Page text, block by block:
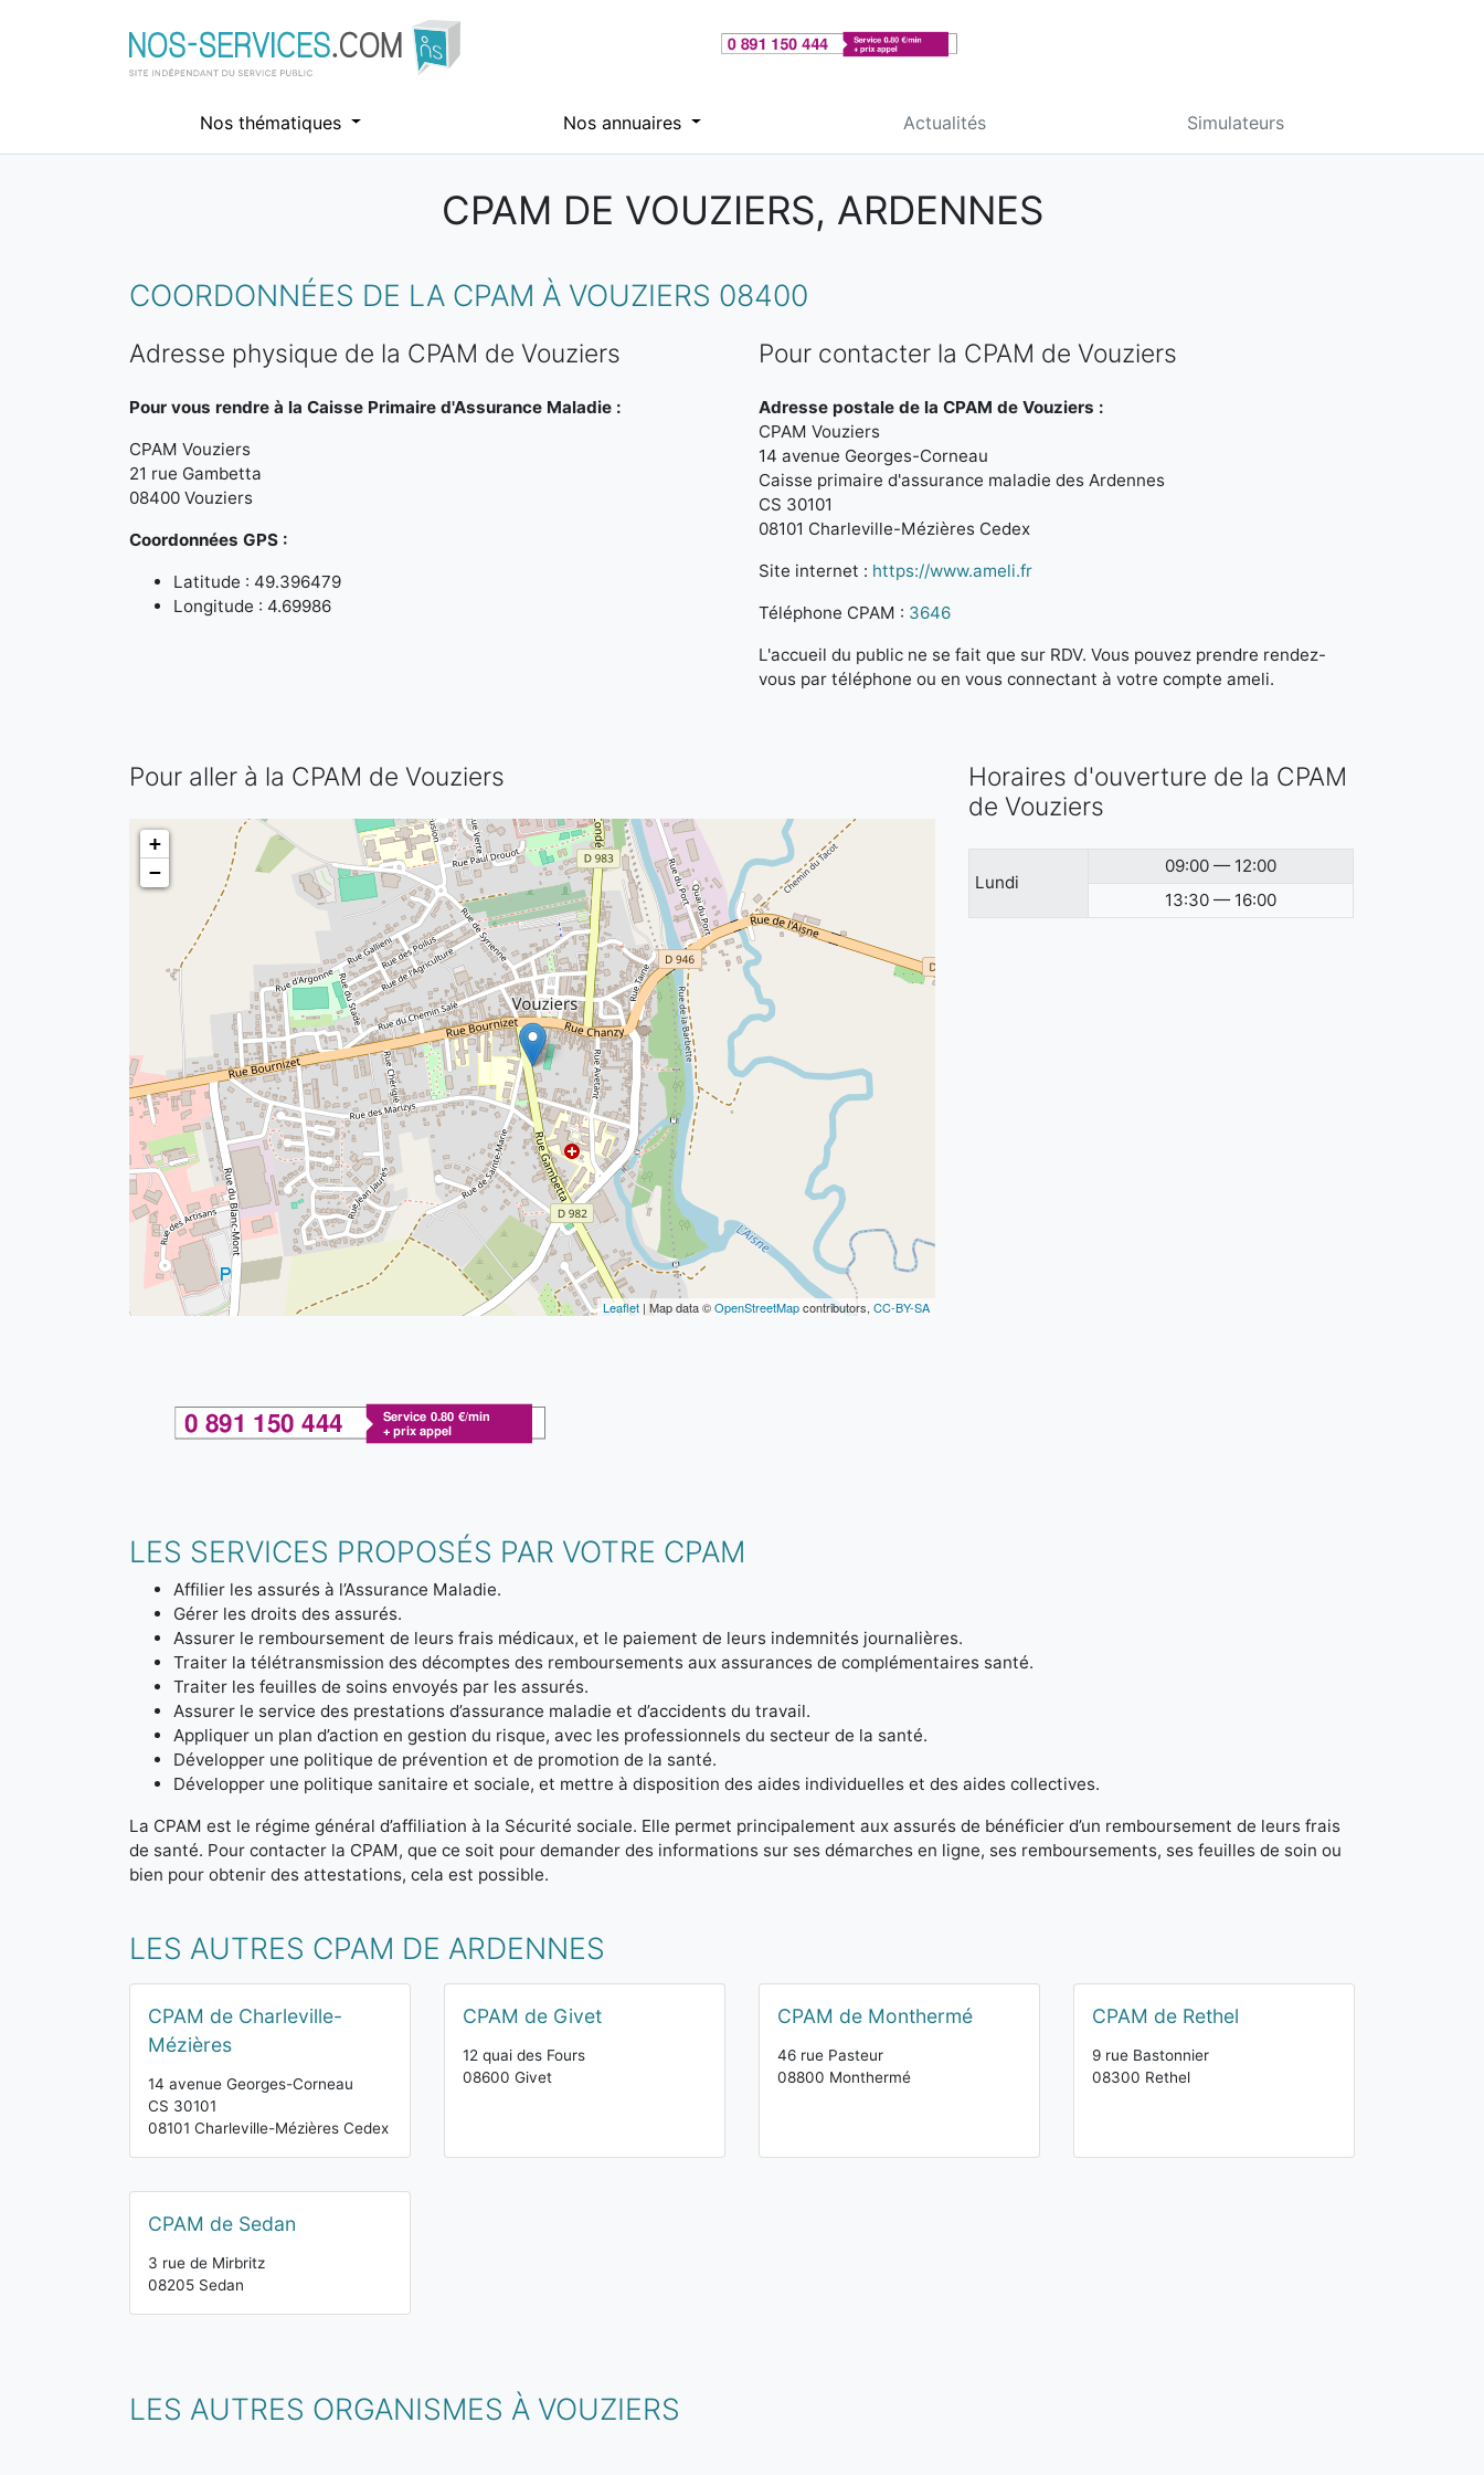
Nos thématiques Nos annuaires Actualités Simulateurs
CPAM DE VOUZIERS, ARDENNES
COORDONNÉES DE LA CPAM À VOUZIERS 08400
Adresse physique de la CPAM de Vouziers
Pour vous rendre à la Caisse Primaire d'Assurance Maladie :
CPAM Vouziers
21 rue Gambetta
08400 Vouziers
Coordonnées GPS :
Latitude : 49.396479
Longitude : 4.69986
Pour contacter la CPAM de Vouziers
Adresse postale de la CPAM de Vouziers :
CPAM Vouziers
14 avenue Georges-Corneau
Caisse primaire d'assurance maladie des Ardennes
CS 30101
08101 Charleville-Mézières Cedex
Site internet : https://www.ameli.fr
Téléphone CPAM : 3646
L'accueil du public ne se fait que sur RDV. Vous pouvez prendre rendez-
vous par téléphone ou en vous connectant à votre compte ameli.
Pour aller à la CPAM de Vouziers
+
−
Leaflet | Map data ©OpenStreetMapcontributors, CC-BY-SA
Horaires d'ouverture de la CPAM
de Vouziers
Lundi
09:00 — 12:00
13:30 — 16:00
LES SERVICES PROPOSÉS PAR VOTRE CPAM
Affilier les assurés à l’Assurance Maladie.
Gérer les droits des assurés.
Assurer le remboursement de leurs frais médicaux, et le paiement de leurs indemnités journalières.
Traiter la télétransmission des décomptes des remboursements aux assurances de complémentaires santé.
Traiter les feuilles de soins envoyés par les assurés.
Assurer le service des prestations d’assurance maladie et d’accidents du travail.
Appliquer un plan d’action en gestion du risque, avec les professionnels du secteur de la santé.
Développer une politique de prévention et de promotion de la santé.
Développer une politique sanitaire et sociale, et mettre à disposition des aides individuelles et des aides collectives.
La CPAM est le régime général d’affiliation à la Sécurité sociale. Elle permet principalement aux assurés de bénéficier d’un remboursement de leurs frais
de santé. Pour contacter la CPAM, que ce soit pour demander des informations sur ses démarches en ligne, ses remboursements, ses feuilles de soin ou
bien pour obtenir des attestations, cela est possible.
LES AUTRES CPAM DE ARDENNES
CPAM de Charleville-
Mézières
14 avenue Georges-Corneau
CS 30101
08101 Charleville-Mézières Cedex
CPAM de Givet
12 quai des Fours
08600 Givet
CPAM de Monthermé
46 rue Pasteur
08800 Monthermé
CPAM de Rethel
9 rue Bastonnier
08300 Rethel
CPAM de Sedan
3 rue de Mirbritz
08205 Sedan
LES AUTRES ORGANISMES À VOUZIERS